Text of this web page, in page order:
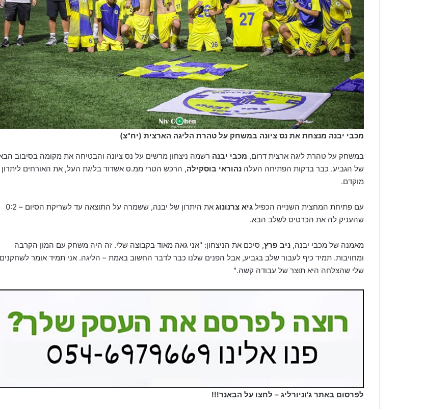
מכבי יבנה מנצחת את נס ציונה במשחק על טהרת הליגה הארצית (יח"צ)
במשחק על טהרת ליגה ארצית דרום, מכבי יבנה רשמה ניצחון מרשים על נס ציונה והבטיחה את מקומה בסיבוב
של הגביע. כבר בדקות הפתיחה העלה נהוראי בוסקילה, הרכש הטרי ממ.ס אשדוד בליגת העל, את האורחים ליתרון
מוקדם.
עם פתיחת המחצית השנייה הכפיל גיא צרנונוג
את היתרון של יבנה, ששמרה על התוצאה עד לשריקת הסיום – 0:2
שהעניק לה את הכרטיס לשלב הבא.
מאמנה של מכבי יבנה, ניב פרץ, סיכם את הניצחון: "אני גאה מאוד בקבוצה שלי. זה היה משחק עם המון הקרבה
ומחויבות. תמיד כיף לעבור שלב בגביע, אבל הפנים שלנו כבר לדבר החשוב באמת – הליגה. אני תמיד אומר לשחקנים
שלי שהצלחה היא תוצר של עבודה קשה."
לפרסום באתר ג'וניורליג – לחצו על הבאנר!!!